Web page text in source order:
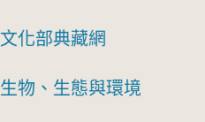
文化部典藏網
生物、生態與環境